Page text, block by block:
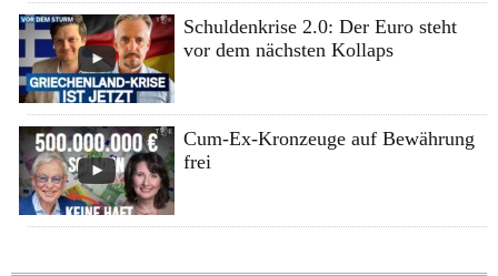
Schuldenkrise 2.0: Der Euro steht
vor dem nächsten Kollaps
Cum-Ex-Kronzeuge auf Bewährung
frei